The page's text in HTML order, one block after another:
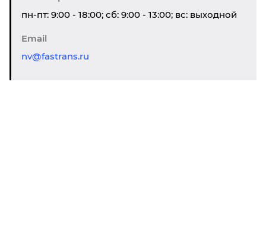
пн-пт: 9:00 - 18:00; сб: 9:00 - 13:00; вс: выходной
Email
nv@fastrans.ru